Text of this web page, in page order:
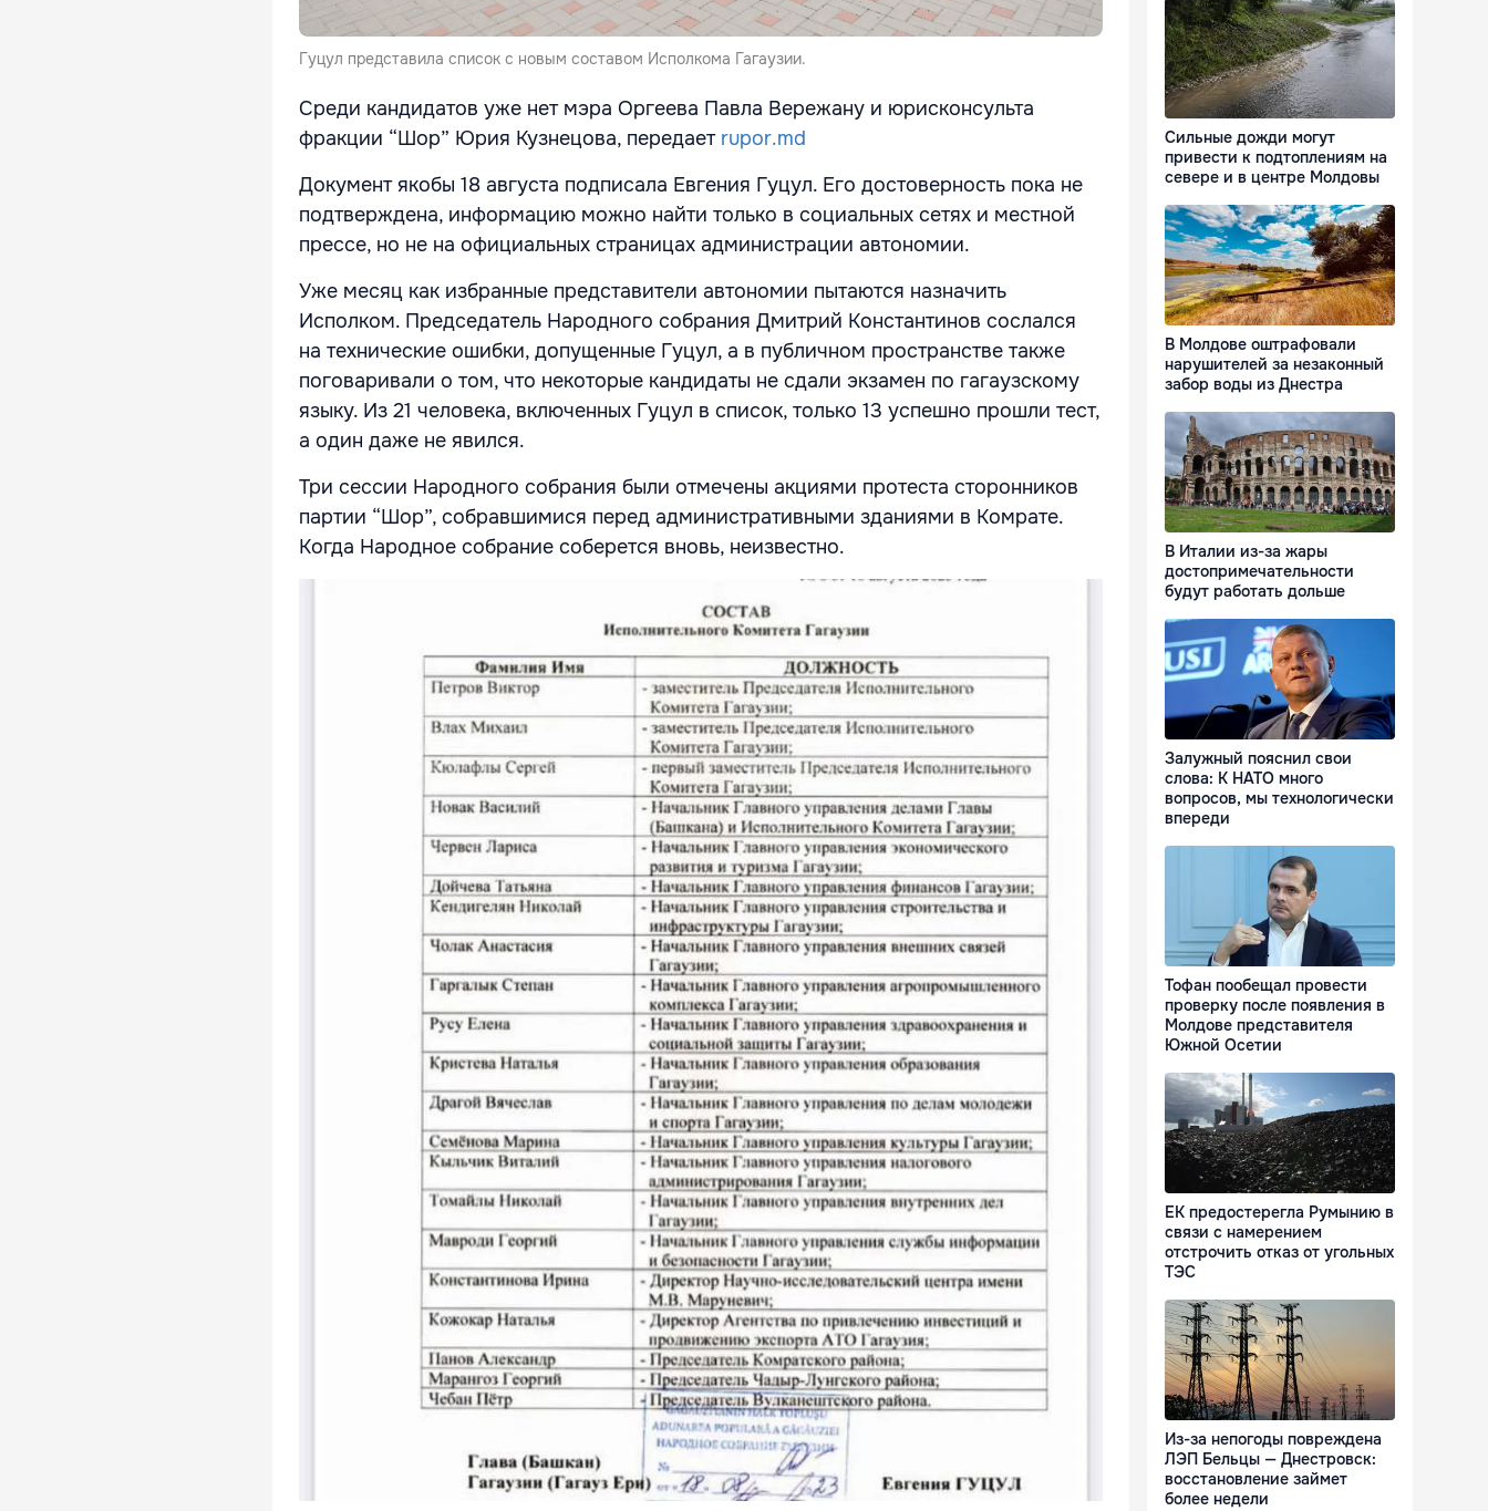
Гуцул представила список с новым составом Исполкома Гагаузии.
Среди кандидатов уже нет мэра Оргеева Павла Вережану и юрисконсульта
фракции “Шор” Юрия Кузнецова, передаетrupor.md
Документ якобы 18 августа подписала Евгения Гуцул. Его достоверность пока не
подтверждена, информацию можно найти только в социальных сетях и местной
прессе, но не на официальных страницах администрации автономии.
Уже месяц как избранные представители автономии пытаются назначить
Исполком. Председатель Народного собрания Дмитрий Константинов сослался
на технические ошибки, допущенные Гуцул, а в публичном пространстве также
поговаривали о том, что некоторые кандидаты не сдали экзамен по гагаузскому
языку. Из 21 человека, включенных Гуцул в список, только 13 успешно прошли тест,
а один даже не явился.
Три сессии Народного собрания были отмечены акциями протеста сторонников
партии “Шор”, собравшимися перед административными зданиями в Комрате.
Когда Народное собрание соберется вновь, неизвестно.
Сильные дожди могут
привести к подтоплениям на
севере и в центре Молдовы
В Молдове оштрафовали
нарушителей за незаконный
забор воды из Днестра
В Италии из-за жары
достопримечательности
будут работать дольше
Залужный пояснил свои
слова: К НАТО много
вопросов, мы технологически
впереди
Тофан пообещал провести
проверку после появления в
Молдове представителя
Южной Осетии
ЕК предостерегла Румынию в
связи с намерением
отстрочить отказ от угольных
ТЭС
Из-за непогоды повреждена
ЛЭП Бельцы — Днестровск:
восстановление займет
более недели